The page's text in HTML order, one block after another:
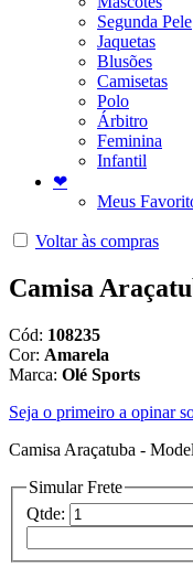
Segunda Pele
Jaquetas
Blusões
Camisetas
Polo
Árbitro
Feminina
Infantil
❤
Meus
Voltar às compras
Camisa
Cód: 108235
Cor: Amarela
Marca: Olé Sports
Seja o primeiro a opinar
Camisa Araçatuba -
Simular Frete
Qtde: